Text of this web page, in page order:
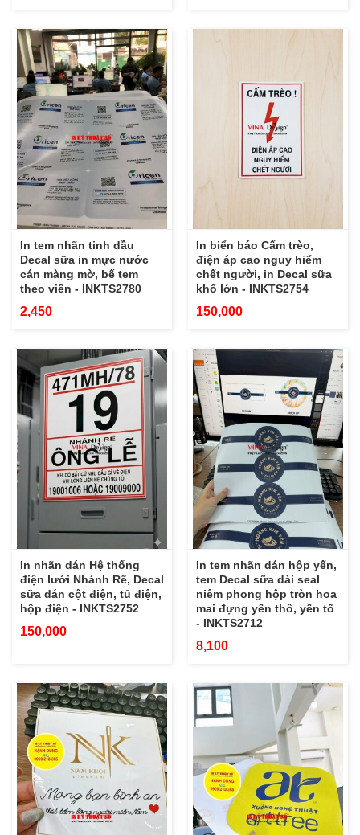
In tem nhãn tinh dầu
Decal sữa in mực nước
cán màng mờ, bế tem
theo viền - INKTS2780
2,450
In biển báo Cấm trèo,
điện áp cao nguy hiểm
chết người, in Decal sữa
khổ lớn - INKTS2754
150,000
In nhãn dán Hệ thống
điện lưới Nhánh Rẽ, Decal
sữa dán cột điện, tủ điện,
hộp điện - INKTS2752
150,000
In tem nhãn dán hộp yến,
tem Decal sữa dài seal
niêm phong hộp tròn hoa
mai đựng yến thô, yến tổ
- INKTS2712
8,100